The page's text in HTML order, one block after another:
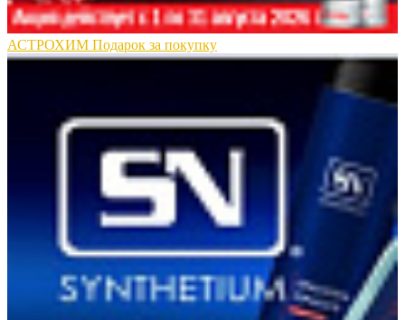
АСТРОХИМ Подарок за покупку